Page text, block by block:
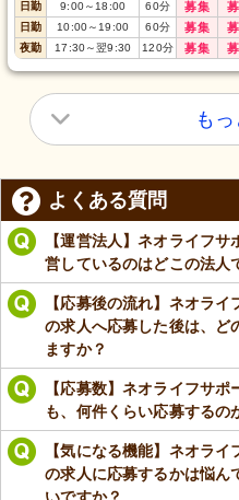
日勤 9:00～18:00 60分 募集
日勤 10:00～19:00 60分 募集
夜勤 17:30～翌9:30 120分 募集
も
よくある質問
【運営法人】ネオライフ
営しているのはどこの法人
【応募後の流れ】ネオラ
の求人へ応募した後は、ど
ますか？
【応募数】ネオライフサ
も、何件くらい応募するの
【気になる機能】ネオラ
の求人に応募するかは悩ん